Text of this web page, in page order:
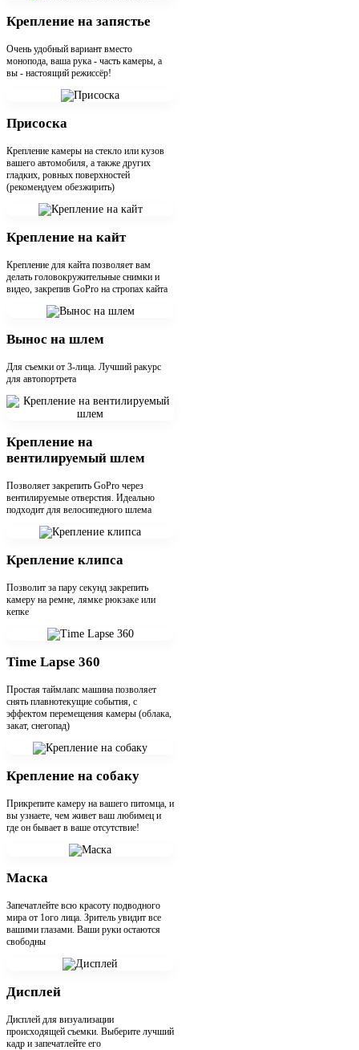
Крепление на запястье
Очень удобный вариант вместо
монопода, ваша рука - часть камеры, а
вы - настоящий режиссёр!
Присоска
Крепление камеры на стекло или кузов
вашего автомобиля, а также других
гладких, ровных поверхностей
(рекомендуем обезжирить)
Крепление на кайт
Крепление для кайта позволяет вам
делать головокружительные снимки и
видео, закрепив GoPro на стропах кайта
Вынос на шлем
Для съемки от 3-лица. Лучший ракурс
для автопортрета
Крепление на
вентилируемый шлем
Позволяет закрепить GoPro через
вентилируемые отверстия. Идеально
подходит для велосипедного шлема
Крепление клипса
Позволит за пару секунд закрепить
камеру на ремне, лямке рюкзаке или
кепке
Time Lapse 360
Простая таймлапс машина позволяет
снять плавнотекущие события, с
эффектом перемещения камеры (облака,
закат, снегопад)
Крепление на собаку
Прикрепите камеру на вашего питомца, и
вы узнаете, чем живет ваш любимец и
где он бывает в ваше отсутствие!
Маска
Запечатлейте всю красоту подводного
мира от 1ого лица. Зритель увидит все
вашими глазами. Ваши руки остаются
свободны
Дисплей
Дисплей для визуализации
происходящей съемки. Выберите лучший
кадр и запечатлейте его